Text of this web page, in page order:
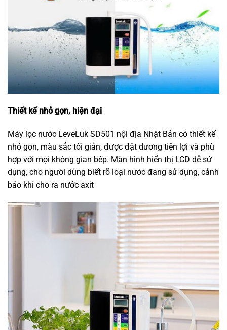
Thiết kế nhỏ gọn, hiện đại
Máy lọc nước LeveLuk SD501 nội địa Nhật Bản có thiết kế
nhỏ gọn, màu sắc tối giản, được đặt dương tiện lợi và phù
hợp với mọi không gian bếp. Màn hình hiển thị LCD dễ sử
dụng, cho người dùng biết rõ loại nước đang sử dụng, cảnh
báo khi cho ra nước axit